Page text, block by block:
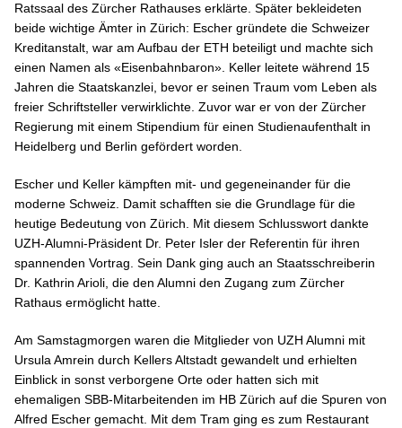
Ratssaal des Zürcher Rathauses erklärte. Später bekleideten
beide wichtige Ämter in Zürich: Escher gründete die Schweizer
Kreditanstalt, war am Aufbau der ETH beteiligt und machte sich
einen Namen als «Eisenbahnbaron». Keller leitete während 15
Jahren die Staatskanzlei, bevor er seinen Traum vom Leben als
freier Schriftsteller verwirklichte. Zuvor war er von der Zürcher
Regierung mit einem Stipendium für einen Studienaufenthalt in
Heidelberg und Berlin gefördert worden.
Escher und Keller kämpften mit- und gegeneinander für die
moderne Schweiz. Damit schafften sie die Grundlage für die
heutige Bedeutung von Zürich. Mit diesem Schlusswort dankte
UZH-Alumni-Präsident Dr. Peter Isler der Referentin für ihren
spannenden Vortrag. Sein Dank ging auch an Staatsschreiberin
Dr. Kathrin Arioli, die den Alumni den Zugang zum Zürcher
Rathaus ermöglicht hatte.
Am Samstagmorgen waren die Mitglieder von UZH Alumni mit
Ursula Amrein durch Kellers Altstadt gewandelt und erhielten
Einblick in sonst verborgene Orte oder hatten sich mit
ehemaligen SBB-Mitarbeitenden im HB Zürich auf die Spuren von
Alfred Escher gemacht. Mit dem Tram ging es zum Restaurant